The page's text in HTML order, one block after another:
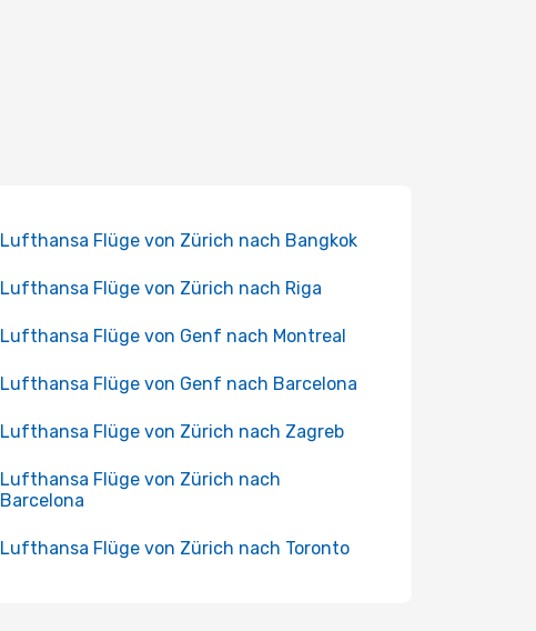
Lufthansa Flüge von Zürich nach Bangkok
Lufthansa Flüge von Zürich nach Riga
Lufthansa Flüge von Genf nach Montreal
Lufthansa Flüge von Genf nach Barcelona
Lufthansa Flüge von Zürich nach Zagreb
Lufthansa Flüge von Zürich nach
Barcelona
Lufthansa Flüge von Zürich nach Toronto